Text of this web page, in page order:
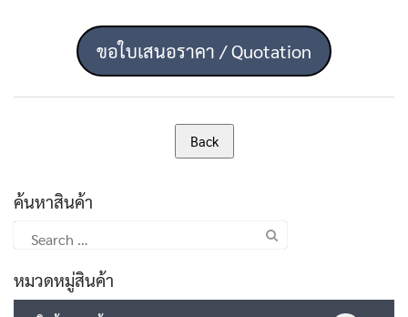
ขอใบเสนอราคา / Quotation
ค้นหาสินค้า
for:
หมวดหมู่สินค้า